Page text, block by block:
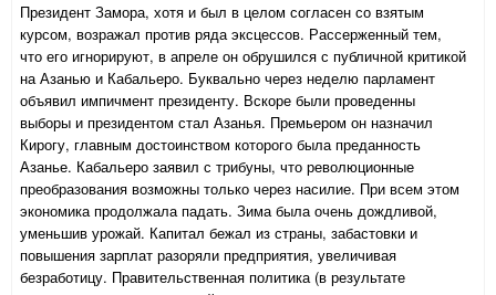
Президент Замора, хотя и был в целом согласен со взятым
курсом, возражал против ряда эксцессов. Рассерженный тем,
что его игнорируют, в апреле он обрушился с публичной критикой
на Азанью и Кабальеро. Буквально через неделю парламент
объявил импичмент президенту. Вскоре были проведенны
выборы и президентом стал Азанья. Премьером он назначил
Кирогу, главным достоинством которого была преданность
Азанье. Кабальеро заявил с трибуны, что революционные
преобразования возможны только через насилие. При всем этом
экономика продолжала падать. Зима была очень дождливой,
уменьшив урожай. Капитал бежал из страны, забастовки и
повышения зарплат разоряли предприятия, увеличивая
безработицу. Правительственная политика (в результате